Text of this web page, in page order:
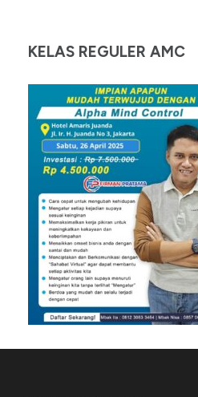
KELAS REGULER AMC